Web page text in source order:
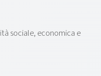
sociale, economica e